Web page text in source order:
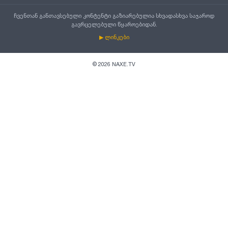
ჩვენთან განთავსებული კონტენტი გაზიარებულია სხვადასხვა საჯაროდ
გავრცელებული წყაროებიდან.
▶ ლინკები
© 2026 NAXE.TV